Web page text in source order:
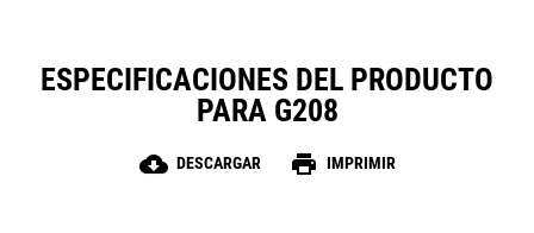
ESPECIFICACIONES DEL PRODUCTO
PARA G208
cloud_download DESCARGAR print IMPRIMIR